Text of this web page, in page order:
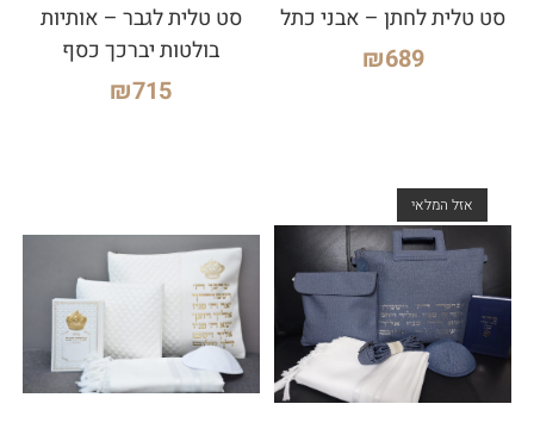
סט טלית לחתן – אבני כתל
₪689
סט טלית לגבר – אותיות
בולטות יברכך כסף
₪715
אזל המלאי